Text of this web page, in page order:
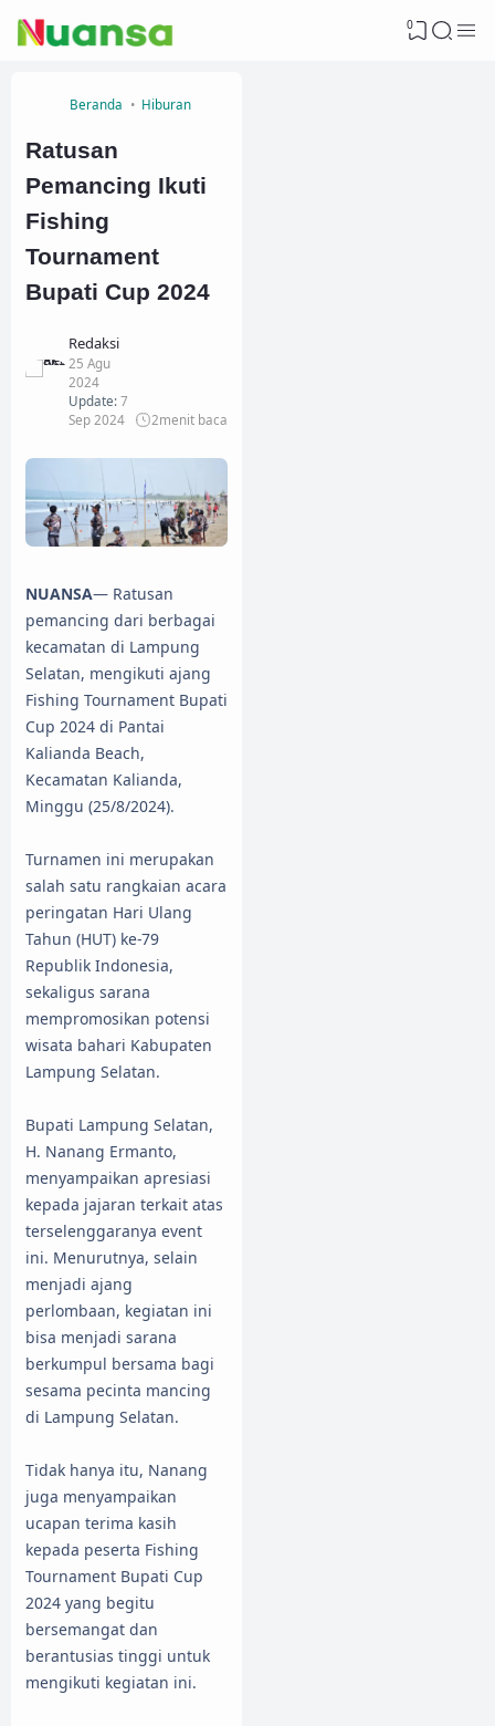
0
Beranda Hiburan
Ratusan
Pemancing Ikuti
Fishing
Tournament
Bupati Cup 2024
Redaksi
25 Agu
2024
Update:7
Sep 2024
2menit baca
NUANSA— Ratusan
pemancing dari berbagai
kecamatan di Lampung
Selatan, mengikuti ajang
Fishing Tournament Bupati
Cup 2024 di Pantai
Kalianda Beach,
Kecamatan Kalianda,
Minggu (25/8/2024).
Turnamen ini merupakan
salah satu rangkaian acara
peringatan Hari Ulang
Tahun (HUT) ke-79
Republik Indonesia,
sekaligus sarana
mempromosikan potensi
wisata bahari Kabupaten
Lampung Selatan.
Bupati Lampung Selatan,
H. Nanang Ermanto,
menyampaikan apresiasi
kepada jajaran terkait atas
terselenggaranya event
ini. Menurutnya, selain
menjadi ajang
perlombaan, kegiatan ini
bisa menjadi sarana
berkumpul bersama bagi
sesama pecinta mancing
di Lampung Selatan.
Tidak hanya itu, Nanang
juga menyampaikan
ucapan terima kasih
kepada peserta Fishing
Tournament Bupati Cup
2024 yang begitu
bersemangat dan
berantusias tinggi untuk
mengikuti kegiatan ini.